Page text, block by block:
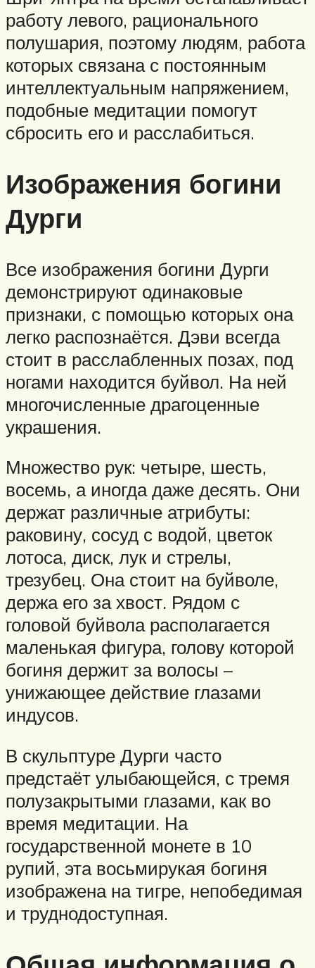
работу левого, рационального
полушария, поэтому людям, работа
которых связана с постоянным
интеллектуальным напряжением,
подобные медитации помогут
сбросить его и расслабиться.
Изображения богини
Дурги
Все изображения богини Дурги
демонстрируют одинаковые
признаки, с помощью которых она
легко распознаётся. Дэви всегда
стоит в расслабленных позах, под
ногами находится буйвол. На ней
многочисленные драгоценные
украшения.
Множество рук: четыре, шесть,
восемь, а иногда даже десять. Они
держат различные атрибуты:
раковину, сосуд с водой, цветок
лотоса, диск, лук и стрелы,
трезубец. Она стоит на буйволе,
держа его за хвост. Рядом с
головой буйвола располагается
маленькая фигура, голову которой
богиня держит за волосы –
унижающее действие глазами
индусов.
В скульптуре Дурги часто
предстаёт улыбающейся, с тремя
полузакрытыми глазами, как во
время медитации. На
государственной монете в 10
рупий, эта восьмирукая богиня
изображена на тигре, непобедимая
и труднодоступная.